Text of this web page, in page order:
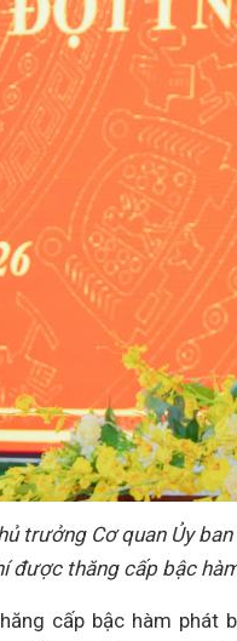
trưởng Cơ quan Ủy
được thăng cấp bậc
cấp bậc hàm phát